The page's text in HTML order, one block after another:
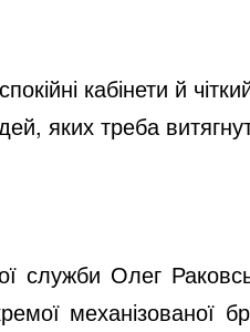
d
o
кабінети й
яких треба
служби Олег
механізованої